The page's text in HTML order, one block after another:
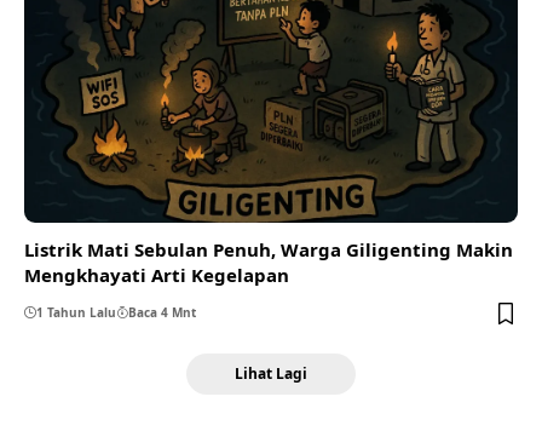
Listrik Mati Sebulan Penuh, Warga Giligenting Makin
Mengkhayati Arti Kegelapan
1 Tahun Lalu Baca 4 Mnt
Lihat Lagi